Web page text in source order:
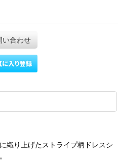
い合わせ
織り上げたストライプ柄ドレスシ